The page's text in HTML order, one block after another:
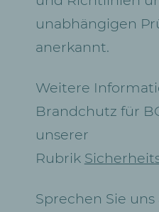
unabhängigen
anerkannt.
Weitere
Brandchutz für
unserer
Rubrik
Sprechen Sie